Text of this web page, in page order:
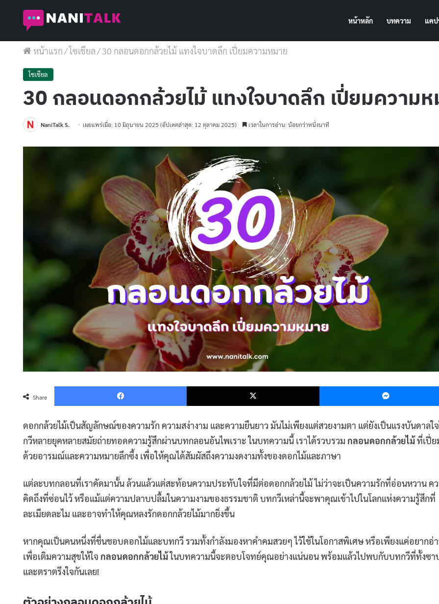
หน้าหลัก บทความ แค
หน้าแรก/โซเชียล/30 กลอนดอกกล้วยไม้ แทงใจบาดลึก เปี่ยมความหมาย
โซเชียล
30 กลอนดอกกล้วยไม้ แทงใจบาดลึก เปี่ยมความห
NaniTalk S. เผยแพร่เมื่อ: 10 มิถุนายน 2025 (อัปเดตล่าสุด: 12 ตุลาคม 2025) เวลาในการอ่าน: น้อยกว่าหนึ่งนาที
Share
Facebook X
ดอกกล้วยไม้เป็นสัญลักษณ์ของความรัก ความสง่างาม และความยืนยาว มันไม่เพียงแต่สวยงามตา แต่ยังเป็นแรงบันดาลใ
กวีหลายยุคหลายสมัยถ่ายทอดความรู้สึกผ่านบทกลอนอันไพเราะ ในบทความนี้ เราได้รวบรวม กลอนดอกกล้วยไม้ที่เปี่ย
ด้วยอารมณ์และความหมายลึกซึ้ง เพื่อให้คุณได้สัมผัสถึงความงดงามทั้งของดอกไม้และภาษา
แต่ละบทกลอนที่เราคัดมานั้น ล้วนแล้วแต่สะท้อนความประทับใจที่มีต่อดอกกล้วยไม้ ไม่ว่าจะเป็นความรักที่อ่อนหวาน ค
คิดถึงที่ซ่อนไว้ หรือแม้แต่ความปลาบปลื้มในความงามของธรรมชาติ บทกวีเหล่านี้จะพาคุณเข้าไปในโลกแห่งความรู้สึกที่
ละเมียดละไม และอาจทำให้คุณหลงรักดอกกล้วยไม้มากยิ่งขึ้น
หากคุณเป็นคนหนึ่งที่ชื่นชอบดอกไม้และบทกวี รวมทั้งกำลังมองหาคำคมสวยๆ ไว้ใช้ในโอกาสพิเศษ หรือเพียงแค่อยากอ่
เพื่อเติมความสุขให้ใจ กลอนดอกกล้วยไม้ในบทความนี้จะตอบโจทย์คุณอย่างแน่นอน พร้อมแล้วไปพบกับบทกวีที่ทั้งซา
และตราตรึงใจกันเลย!